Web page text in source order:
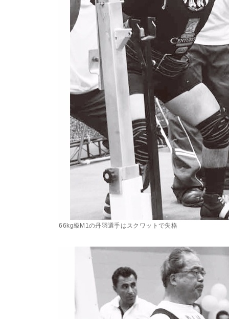
66kg級M1の丹羽選手はスクワットで失格